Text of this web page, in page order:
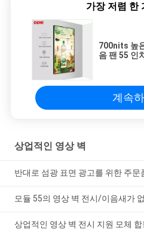
가장 저렴 한
700nits 높
음 팬 55 인
계속
상업적인 영상 벽
반대로 섬광 표면 광고를 위한 주문
모듈 55의 영상 벽 전시/이음새가
상업적인 영상 벽 전시 지원 모체